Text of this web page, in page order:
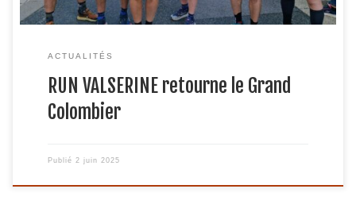
ACTUALITÉS
RUN VALSERINE retourne le Grand
Colombier
Publié 2 juin 2025